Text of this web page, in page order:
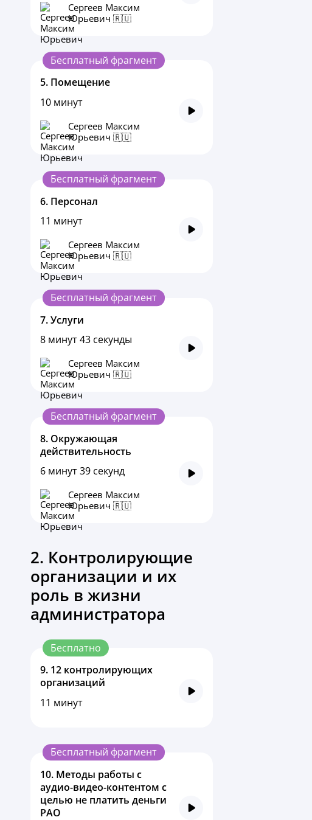
Сергеев Максим
Юрьевич 🇷🇺
Бесплатный фрагмент
5. Помещение
10 минут
Сергеев Максим
Юрьевич 🇷🇺
Бесплатный фрагмент
6. Персонал
11 минут
Сергеев Максим
Юрьевич 🇷🇺
Бесплатный фрагмент
7.Услуги
8 минут 43 секунды
Сергеев Максим
Юрьевич 🇷🇺
Бесплатный фрагмент
8. Окружающая
действительность
6 минут 39 секунд
Сергеев Максим
Юрьевич 🇷🇺
2. Контролирующие
организации и их
роль в жизни
администратора
Бесплатно
9. 12 контролирующих
организаций
11 минут
Бесплатный фрагмент
10. Методы работы с
аудио-видео-контентом с
целью не платить деньги
РАО